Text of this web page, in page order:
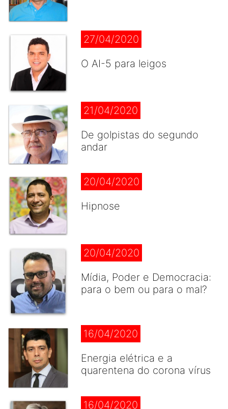
27/04/2020
O AI-5 para leigos
21/04/2020
De golpistas do segundo
andar
20/04/2020
Hipnose
20/04/2020
Mídia, Poder e Democracia:
para o bem ou para o mal?
16/04/2020
Energia elétrica e a
quarentena do corona vírus
16/04/2020